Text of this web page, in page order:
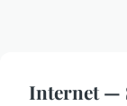
Internet —